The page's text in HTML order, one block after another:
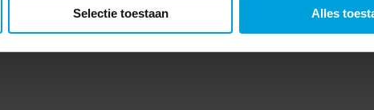
Selectie toestaan Alles